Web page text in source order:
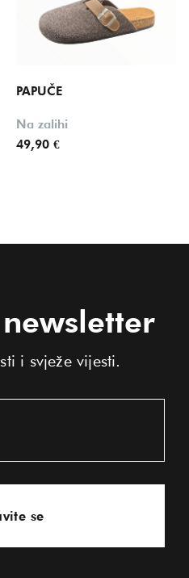
PAPUČE
Na zalihi
49,90 €
i svježe vijesti.
se